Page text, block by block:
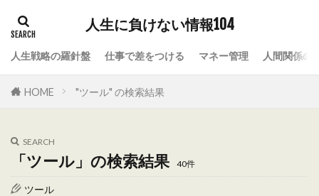
人生に負けない情報104
人生戦略の羅針盤 仕事で差をつける マネー管理 人間関係の
HOME "ツール" の検索結果
SEARCH
「ツール」の検索結果 40件
ツール